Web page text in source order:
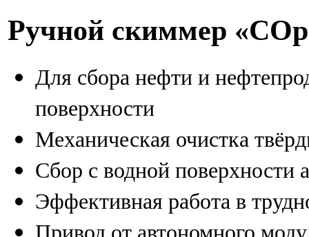
Ручной скиммер
Для сбора нефти и
поверхности
Механическая очистка
Сбор с водной
Эффективная работа в